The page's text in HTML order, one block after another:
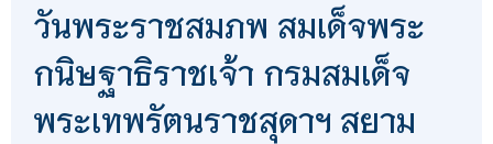
วันพระราชสมภพ สมเด็จพระ
กนิษฐาธิราชเจ้า กรมสมเด็จ
พระเทพรัตนราชสุดาฯ สยาม